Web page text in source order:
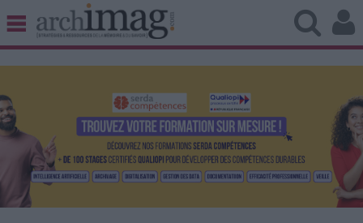
BIBLIOTHÈQUE ÉDITION
UNIVERS DATA
TRAVAIL COLLABORATIF
VIE NUMÉRIQUE
NUMÉRIQUE RESPONSABLE